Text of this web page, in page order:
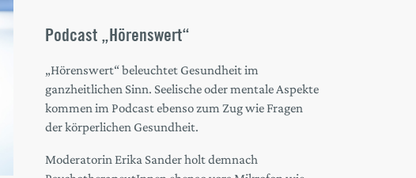
Podcast „Hörenswert“
„Hörenswert“ beleuchtet Gesundheit im
ganzheitlichen Sinn. Seelische oder mentale Aspekte
kommen im Podcast ebenso zum Zug wie Fragen
der körperlichen Gesundheit.
Moderatorin Erika Sander holt demnach